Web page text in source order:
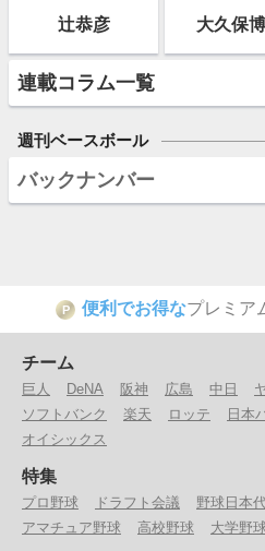
辻恭彦 大久保
連載コラム一覧
週刊ベースボール
バックナンバー
P 便利でお得なプレミア
チーム
巨人 DeNA 阪神 広島 中日
ソフトバンク
楽天 ロッテ 日本
オイシックス
特集
プロ野球 ドラフト会議
野球日本
アマチュア野球
高校野球 大学野球